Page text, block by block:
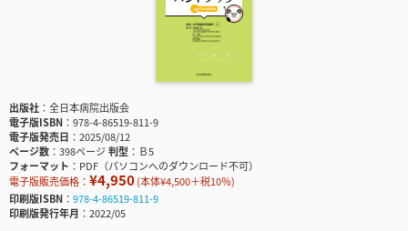
出版社
全日本病院出版会
電子版ISBN
978-4-86519-811-9
電子版発売日
2025/08/12
ページ数
398ページ判型
Ｂ5
フォーマット
PDF（パソコンへのダウンロード不可）
電子版販売価格： ¥4,950(本体¥4,500＋税10％)
印刷版ISBN
978-4-86519-811-9
印刷版発行年月
2022/05